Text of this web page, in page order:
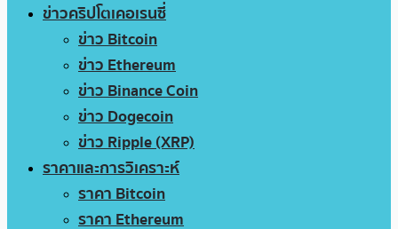
ข่าวคริปโตเคอเรนซี่
ข่าว Bitcoin
ข่าว Ethereum
ข่าว Binance Coin
ข่าว Dogecoin
ข่าว Ripple (XRP)
ราคาและการวิเคราะห์
ราคา Bitcoin
ราคา Ethereum